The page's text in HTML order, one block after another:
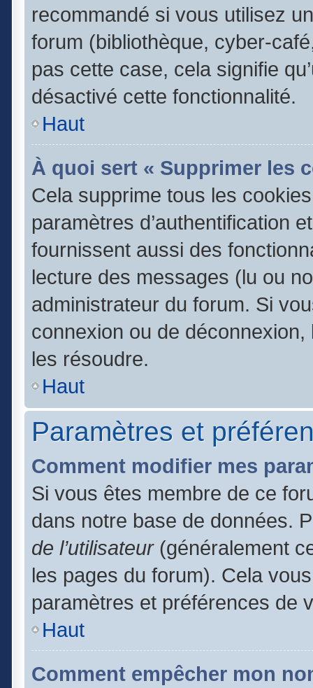
recommandé si vous utilisez
forum (bibliothèque, cyber-
pas cette case, cela signifie
désactivé cette fonctionnalité.
Haut
À quoi sert « Supprimer les
Cela supprime tous les
paramètres d’authentification
fournissent aussi des
lecture des messages (lu ou
administrateur du forum. Si
connexion ou de
les résoudre.
Haut
Paramètres et
Comment modifier mes
Si vous êtes membre de ce
dans notre base de données.
de l’utilisateur(généralement
les pages du forum). Cela
paramètres et préférences de
Haut
Comment empêcher mon